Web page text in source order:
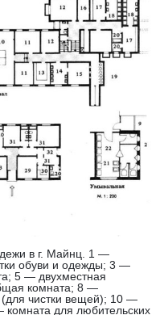
в г. Майнц. 1 —
обуви и одежды; 3 —
5 — двухместная
комната; 8 —
чистки вещей); 10 —
комната для любительских